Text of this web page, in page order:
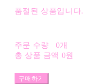
품절된 상품입니다.
주문 수량
0개
총 상품 금액 0원
구매하기